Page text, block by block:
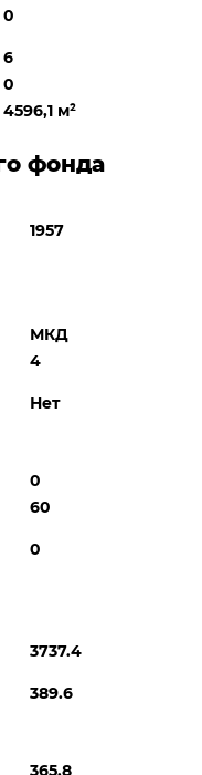
0
6
0
4596,1 м²
фонда
1957
МКД
4
Нет
0
60
0
3737.4
389.6
365.8